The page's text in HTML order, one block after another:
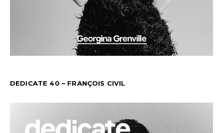
DEDICATE 40 – FRANÇOIS CIVIL